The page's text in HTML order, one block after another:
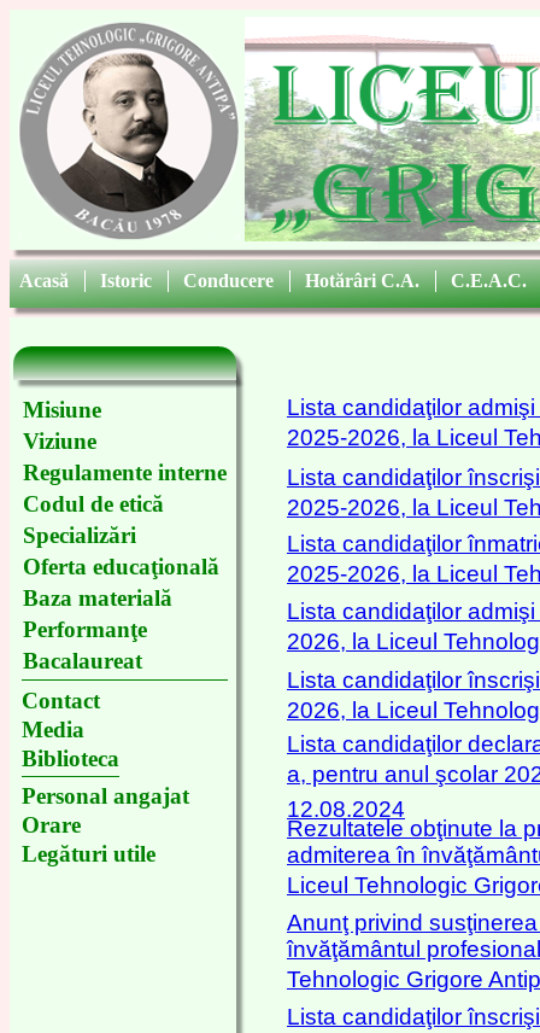
Personal angajat
Orare
Legături utile
Contact
Media
Biblioteca
Misiune
Viziune
Regulamente interne
Codul de etică
Specializări
Oferta educaţională
Baza materială
Performanţe
Bacalaureat
Acasă | Istoric | Conducere | Hotărâri C.A. | C.E.A.C.
Lista candidaţilor
Anunţ privind
învăţământul
Tehnologic Grigore
Rezultatele obţinute la
admiterea în
Liceul Tehnologic
Lista candidaţilor
a, pentru anul şcolar
12.08.2024
Lista candidaţilor
2026, la Liceul
Lista candidaţilor
2026, la Liceul
Lista candidaţilor
2025-2026, la Liceul
Lista candidaţilor
2025-2026, la Liceul
Lista candidaţilor
2025-2026, la Liceul